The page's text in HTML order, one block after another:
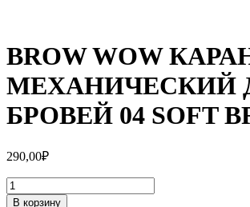
BROW WOW
МЕХАНИЧЕСКИЙ
БРОВЕЙ 04 SOFT
290,00₽
Количество
BROW
В корзину